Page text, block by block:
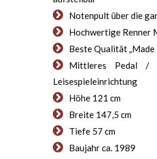
Notenpult über die
Hochwertige Renner
Beste Qualität „Made
Mittleres Pedal /
Leisespieleinrichtung
Höhe 121 cm
Breite 147,5 cm
Tiefe 57 cm
Baujahr ca. 1989